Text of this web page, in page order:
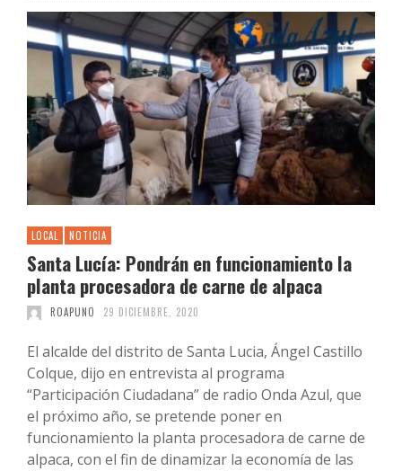
LOCAL NOTICIA
Santa Lucía: Pondrán en funcionamiento la
planta procesadora de carne de alpaca
ROAPUNO 29 DICIEMBRE, 2020
El alcalde del distrito de Santa Lucia, Ángel Castillo
Colque, dijo en entrevista al programa
“Participación Ciudadana” de radio Onda Azul, que
el próximo año, se pretende poner en
funcionamiento la planta procesadora de carne de
alpaca, con el fin de dinamizar la economía de las